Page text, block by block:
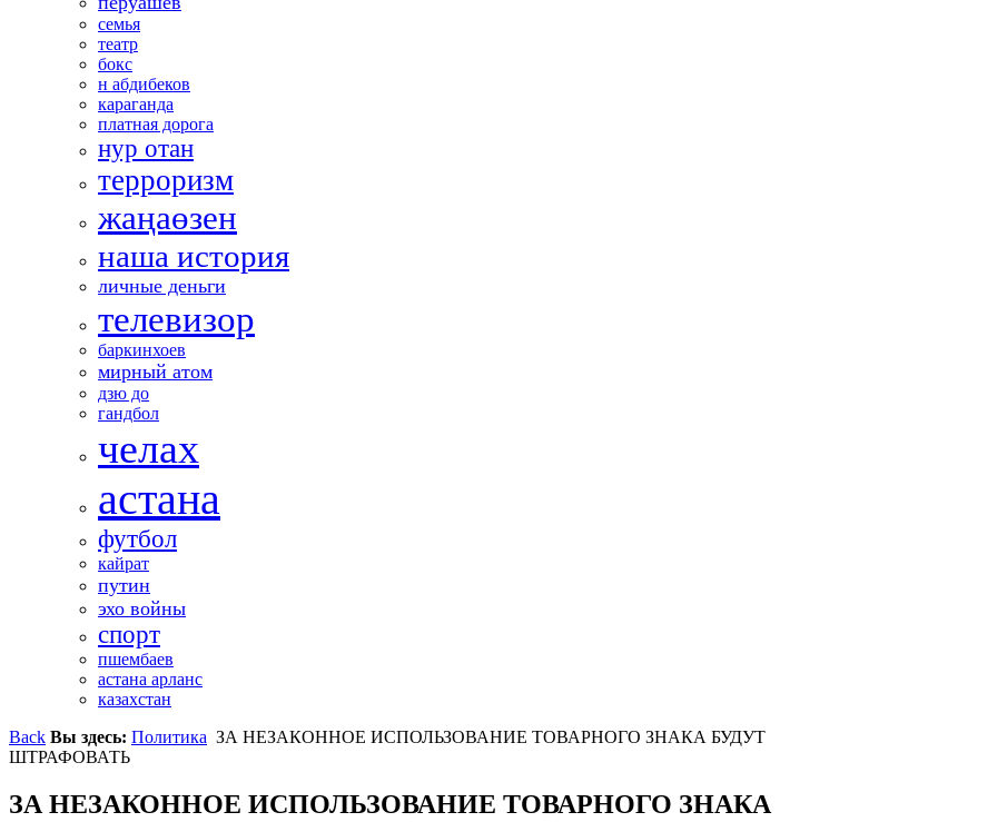
семья
театр
бокс
н абдибеков
караганда
платная дорога
нур отан
терроризм
жаңаөзен
наша история
личные деньги
телевизор
баркинхоев
мирный атом
дзю до
гандбол
челах
астана
футбол
кайрат
путин
эхо войны
спорт
пшембаев
астана арланс
казахстан
Back Вы здесь: Политика ЗА НЕЗАКОННОЕ ИСПОЛЬЗОВАНИЕ ТОВАРНОГО ЗНАКА БУДУТ
ШТРАФОВАТЬ
ЗА НЕЗАКОННОЕ ИСПОЛЬЗОВАНИЕ ТОВАРНОГО ЗНАКА